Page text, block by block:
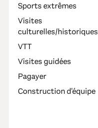
Sports extrêmes
Visites
culturelles/historiques
VTT
Visites guidées
Pagayer
Construction d'équipe